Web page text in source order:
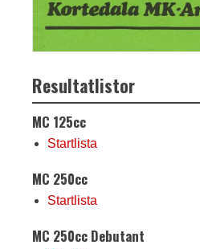
Resultatlistor
MC 125cc
Startlista
MC 250cc
Startlista
MC 250cc Debutant